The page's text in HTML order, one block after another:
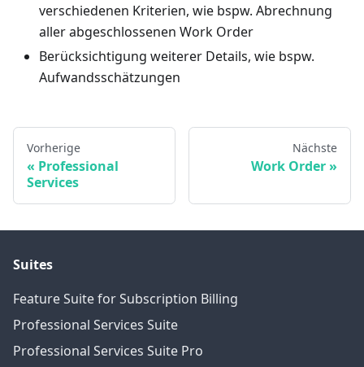
verschiedenen Kriterien, wie bspw. Abrechnung
aller abgeschlossenen Work Order
Berücksichtigung weiterer Details, wie bspw.
Aufwandsschätzungen
Vorherige
Professional
Services
Nächste
Work Order
Suites
Feature Suite for Subscription Billing
Professional Services Suite
Professional Services Suite Pro